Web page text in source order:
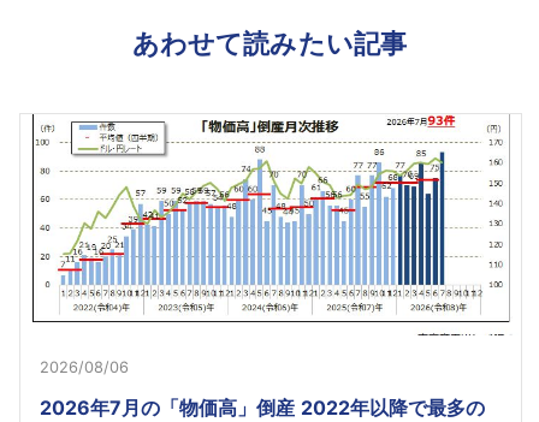
あわせて読みたい記事
2026/08/06
2026年7月の「物価高」倒産 2022年以降で最多の